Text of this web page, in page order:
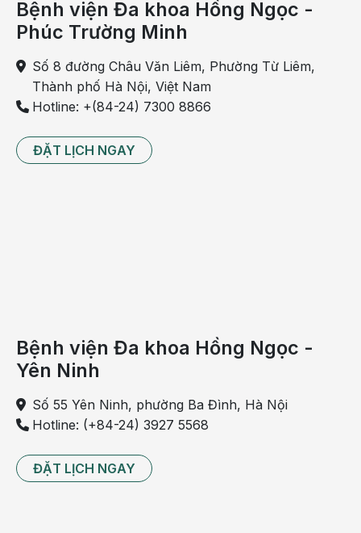
Bệnh viện Đa khoa Hồng Ngọc -
Phúc Trường Minh
Số 8 đường Châu Văn Liêm, Phường Từ Liêm,
Thành phố Hà Nội, Việt Nam
Hotline: +(84-24) 7300 8866
ĐẶT LỊCH NGAY
Bệnh viện Đa khoa Hồng Ngọc -
Yên Ninh
Số 55 Yên Ninh, phường Ba Đình, Hà Nội
Hotline: (+84-24) 3927 5568
ĐẶT LỊCH NGAY